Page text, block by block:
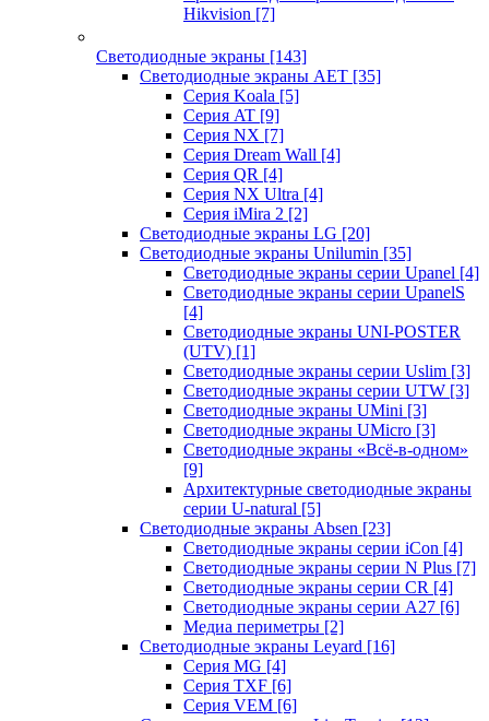
Hikvision [7]
Светодиодные экраны [143]
Светодиодные экраны AET [35]
Cерия Koala [5]
Серия AT [9]
Серия NX [7]
Серия Dream Wall [4]
Серия QR [4]
Серия NX Ultra [4]
Серия iMira 2 [2]
Светодиодные экраны LG [20]
Светодиодные экраны Unilumin [35]
Светодиодные экраны серии Upanel [4]
Светодиодные экраны серии UpanelS
[4]
Светодиодные экраны UNI-POSTER
(UTV) [1]
Светодиодные экраны серии Uslim [3]
Светодиодные экраны серии UTW [3]
Светодиодные экраны UMini [3]
Светодиодные экраны UMicro [3]
Светодиодные экраны «Всё-в-одном»
[9]
Архитектурные светодиодные экраны
серии U-natural [5]
Светодиодные экраны Absen [23]
Светодиодные экраны серии iCon [4]
Светодиодные экраны серии N Plus [7]
Светодиодные экраны серии CR [4]
Светодиодные экраны серии А27 [6]
Медиа периметры [2]
Светодиодные экраны Leyard [16]
Серия MG [4]
Серия TXF [6]
Серия VEM [6]